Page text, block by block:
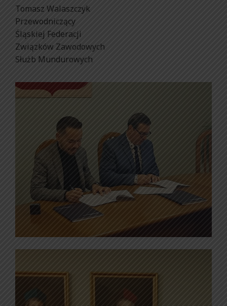
Tomasz Walaszczyk
Przewodniczący
Śląskiej Federacji
Związków Zawodowych
Służb Mundurowych